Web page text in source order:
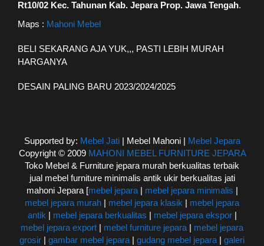
Rt10/02 Kec. Tahunan Kab. Jepara Prop. Jawa Tengah.
Maps : Mahoni Mebel
BELI SEKARANG AJA YUK,,, PASTI LEBIH MURAH
HARGANYA
DESAIN PALING BARU 2023/2024/2025
Supported by: Mebel Jati| Mebel Mahoni | Mebel Jepara
Copyright © 2009 MAHONI MEBEL FURNITURE JEPARA
Toko Mebel & Furniture jepara murah berkualitas terbaik
jual mebel furniture minimalis antik ukir berkualitas jati
mahoni Jepara [mebel jepara| mebel jepara minimalis |
mebel jepara murah | mebel jepara klasik | mebel jepara
antik | mebel jepara berkualitas | mebel jepara ekspor|
mebel jepara export | mebel furniture jepara | mebel jepara
grosir | gambar mebel jepara | gudang mebel jepara | galeri